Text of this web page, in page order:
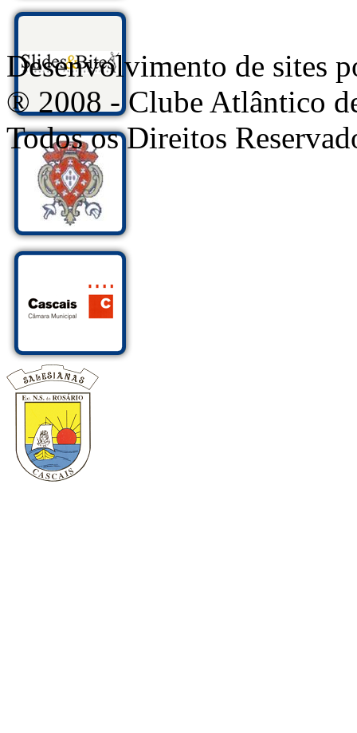
Desenvolvimento de sites
® 2008 - Clube Atlântico
Todos os Direitos